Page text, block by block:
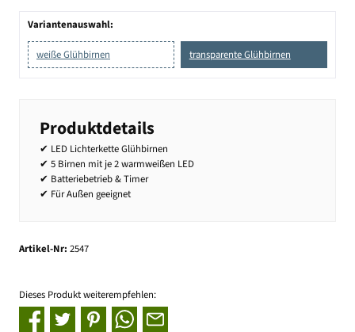
Variantenauswahl:
weiße Glühbirnen transparente Glühbirnen
Produktdetails
✔ LED Lichterkette Glühbirnen
✔ 5 Birnen mit je 2 warmweißen LED
✔ Batteriebetrieb & Timer
✔ Für Außen geeignet
Artikel-Nr: 2547
Dieses Produkt weiterempfehlen: